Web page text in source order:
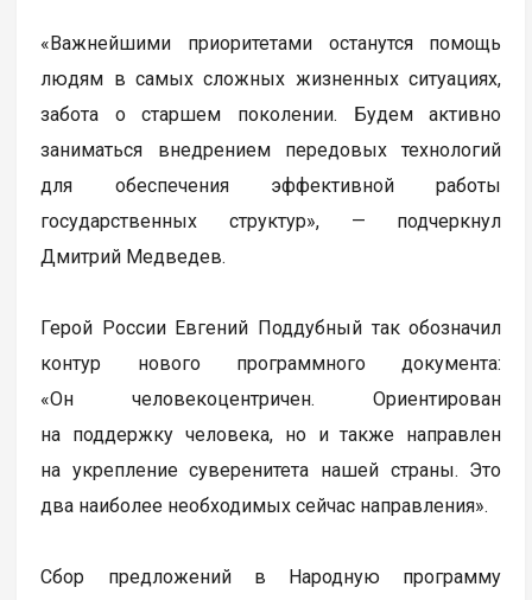
«Важнейшими приоритетами останутся помощь
людям в самых сложных жизненных ситуациях,
забота о старшем поколении. Будем активно
заниматься внедрением передовых технологий
для обеспечения эффективной работы
государственных структур», — подчеркнул
Дмитрий Медведев.
Герой России Евгений Поддубный так обозначил
контур нового программного документа:
«Он человекоцентричен. Ориентирован
на поддержку человека, но и также направлен
на укрепление суверенитета нашей страны. Это
два наиболее необходимых сейчас направления».
Сбор предложений в Народную программу